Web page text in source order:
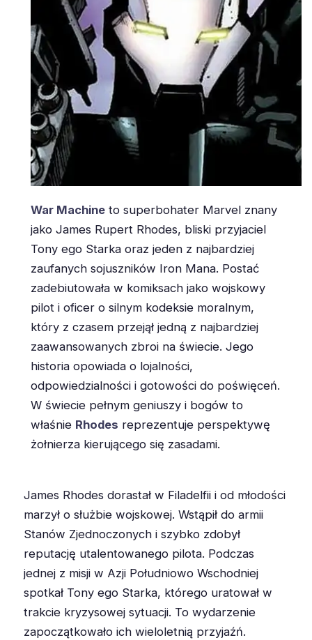
War Machine to superbohater Marvel znany
jako James Rupert Rhodes, bliski przyjaciel
Tony ego Starka oraz jeden z najbardziej
zaufanych sojuszników Iron Mana. Postać
zadebiutowała w komiksach jako wojskowy
pilot i oficer o silnym kodeksie moralnym,
który z czasem przejął jedną z najbardziej
zaawansowanych zbroi na świecie. Jego
historia opowiada o lojalności,
odpowiedzialności i gotowości do poświęceń.
W świecie pełnym geniuszy i bogów to
właśnie Rhodes reprezentuje perspektywę
żołnierza kierującego się zasadami.
James Rhodes dorastał w Filadelfii i od młodości
marzył o służbie wojskowej. Wstąpił do armii
Stanów Zjednoczonych i szybko zdobył
reputację utalentowanego pilota. Podczas
jednej z misji w Azji Południowo Wschodniej
spotkał Tony ego Starka, którego uratował w
trakcie kryzysowej sytuacji. To wydarzenie
zapoczątkowało ich wieloletnią przyjaźń.